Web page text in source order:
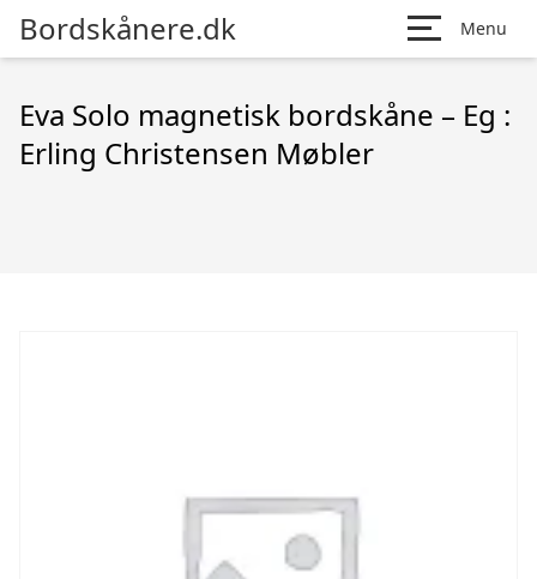
Bordskånere.dk Menu
Eva Solo magnetisk bordskåne – Eg :
Erling Christensen Møbler